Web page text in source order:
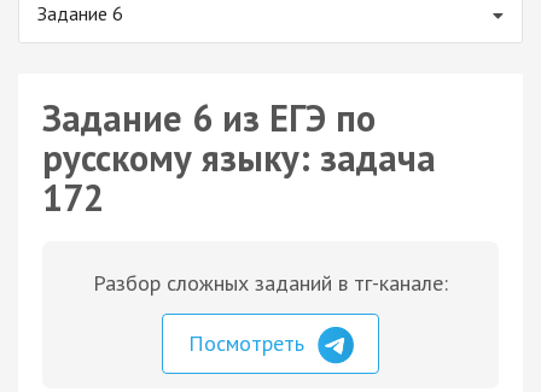
Задание 6
Задание 6 из ЕГЭ по
русскому языку: задача
172
Разбор сложных заданий в тг-канале:
Посмотреть